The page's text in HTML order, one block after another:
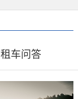
租车问答